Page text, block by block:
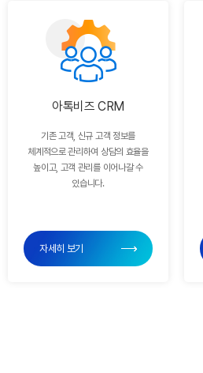
아톡비즈 CRM
기존 고객, 신규 고객 정보를
체계적으로 관리하여 상담의 효율을
높이고, 고객 관리를 이어나갈 수
있습니다.
자세히 보기